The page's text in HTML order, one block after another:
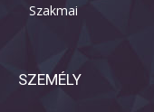
Szakmai
SZEMÉLY